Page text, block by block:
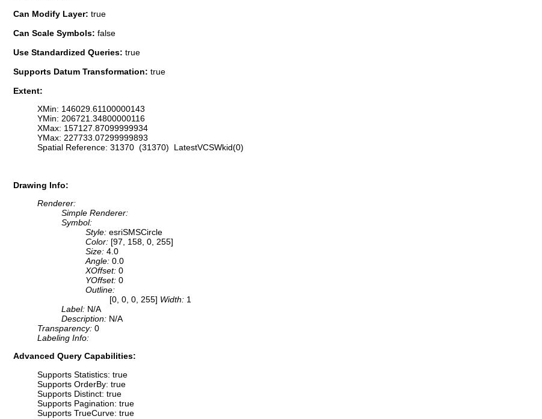
Can Modify Layer: true
Can Scale Symbols: false
Use Standardized Queries: true
Supports Datum Transformation: true
Extent:
XMin: 146029.61100000143
YMin: 206721.34800000116
XMax: 157127.87099999934
YMax: 227733.07299999893
Spatial Reference: 31370 (31370) LatestVCSWkid(0)
Drawing Info:
Renderer:
Simple Renderer:
Symbol:
Style: esriSMSCircle
Color: [97, 158, 0, 255]
Size: 4.0
Angle: 0.0
XOffset: 0
YOffset: 0
Outline:
[0, 0, 0, 255] Width: 1
Label: N/A
Description: N/A
Transparency: 0
Labeling Info:
Advanced Query Capabilities:
Supports Statistics: true
Supports OrderBy: true
Supports Distinct: true
Supports Pagination: true
Supports TrueCurve: true